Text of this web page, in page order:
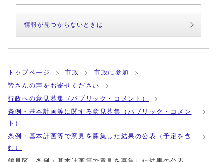
情報が見つからないときは
トップページ 市政
市政に参加
皆さんの声をお寄せください
行政への意見募集（パブリック・コメント）
条例・基本計画等に関する意見募集（パブリック・コメン
ト）
条例・基本計画等で意見を募集した結果の公表（予定を含
む）